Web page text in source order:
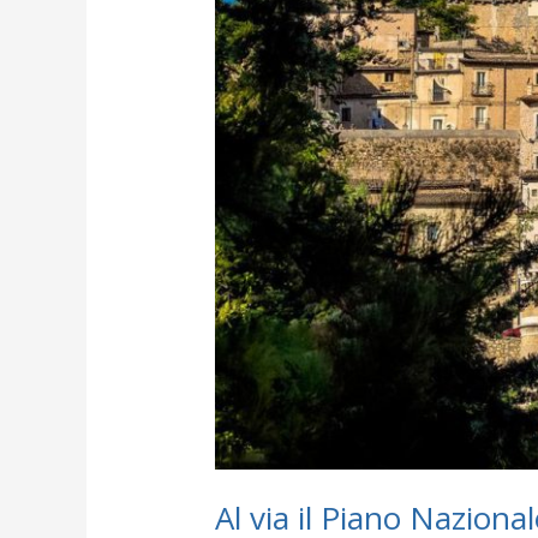
Al via il Piano
per
la
riqualificazione
dei
piccoli
comuni